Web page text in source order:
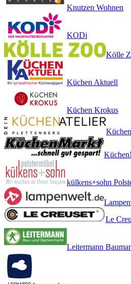
Knutzen Wohnen
KODi
Kölle
Küchen Aktuell
Küchen Krokus
külkens+sohn
Le
Leitermann